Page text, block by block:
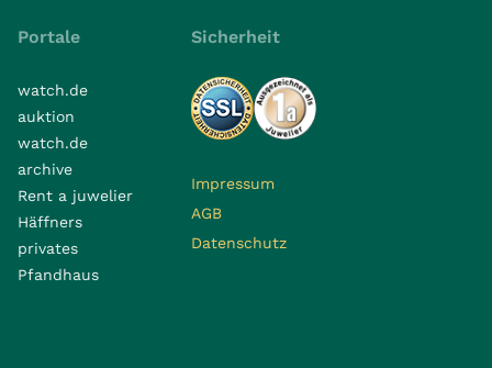
Portale
watch.de
auktion
watch.de
archive
Rent a juwelier
Häffners
privates
Pfandhaus
Sicherheit
Impressum
AGB
Datenschutz